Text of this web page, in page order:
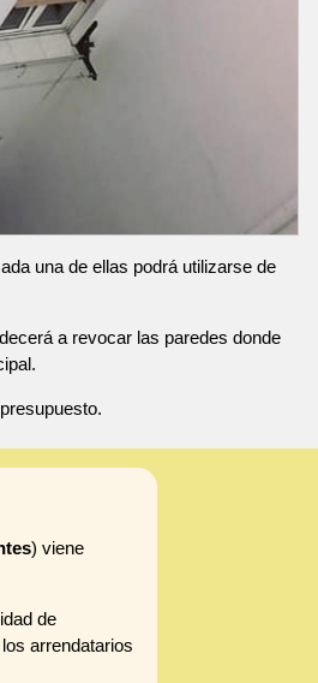
una de ellas podrá utilizarse de
a revocar las paredes donde
) viene
de
arrendatarios